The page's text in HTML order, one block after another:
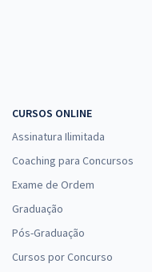
CURSOS ONLINE
Assinatura Ilimitada
Coaching para Concursos
Exame de Ordem
Graduação
Pós-Graduação
Cursos por Concurso